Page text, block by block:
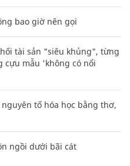
bao giờ nên gọi
tài sản "siêu khủng", từng
cựu mẫu 'không có nổi
tố hóa học bằng thơ,
ngồi dưới bãi cát